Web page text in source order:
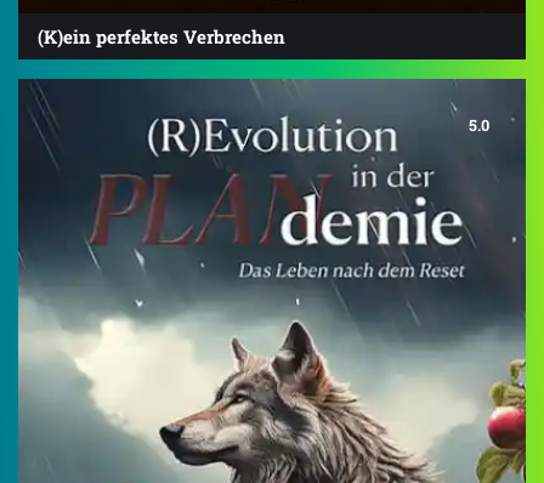
(K)ein perfektes Verbrechen
5.0